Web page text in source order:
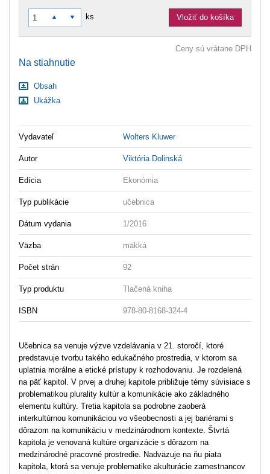
ks Vložiť do košíka
Ceny sú vrátane DPH
Na stiahnutie
Obsah
Ukážka
Vydavateľ Wolters Kluwer
Autor Viktória Dolinská
Edícia Ekonómia
Typ publikácie učebnica
Dátum vydania 1/2016
Väzba mäkká
Počet strán 92
Typ produktu Tlačená kniha
ISBN 978-80-8168-324-4
Učebnica sa venuje výzve vzdelávania v 21. storočí, ktoré
predstavuje tvorbu takého edukačného prostredia, v ktorom sa
uplatnia morálne a etické prístupy k rozhodovaniu. Je rozdelená
na päť kapitol. V prvej a druhej kapitole približuje témy súvisiace s
problematikou plurality kultúr a komunikácie ako základného
elementu kultúry. Tretia kapitola sa podrobne zaoberá
interkultúrnou komunikáciou vo všeobecnosti a jej bariérami s
dôrazom na komunikáciu v medzinárodnom kontexte. Štvrtá
kapitola je venovaná kultúre organizácie s dôrazom na
medzinárodné pracovné prostredie. Nadväzuje na ňu piata
kapitola, ktorá sa venuje problematike akulturácie zamestnancov